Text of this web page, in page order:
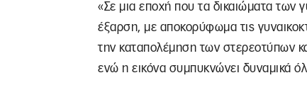
«Σε μια εποχή που τα δικαιώματα των
έξαρση, με αποκορύφωμα τις
την καταπολέμηση των στερεοτύπων
ενώ η εικόνα συμπυκνώνει δυναμικά